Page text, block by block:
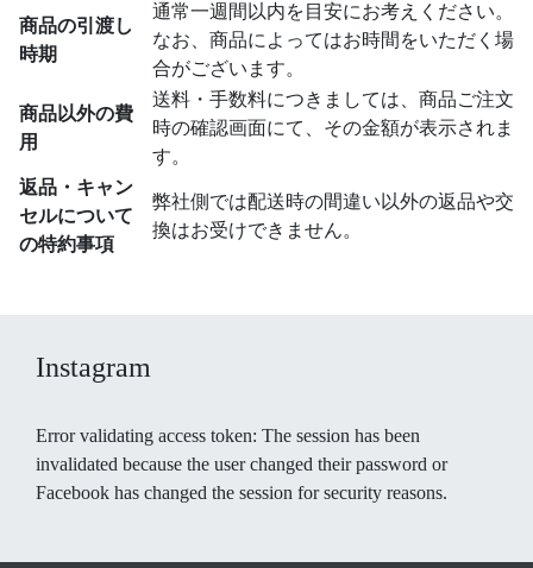
商品の引渡し
時期
通常一週間以内を目安にお考えください。
なお、商品によってはお時間をいただく場
合がございます。
商品以外の費
用
送料・手数料につきましては、商品ご注文
時の確認画面にて、その金額が表示されま
す。
返品・キャン
セルについて
の特約事項
弊社側では配送時の間違い以外の返品や交
換はお受けできません。
Instagram
Error validating access token: The session has been
invalidated because the user changed their password or
Facebook has changed the session for security reasons.